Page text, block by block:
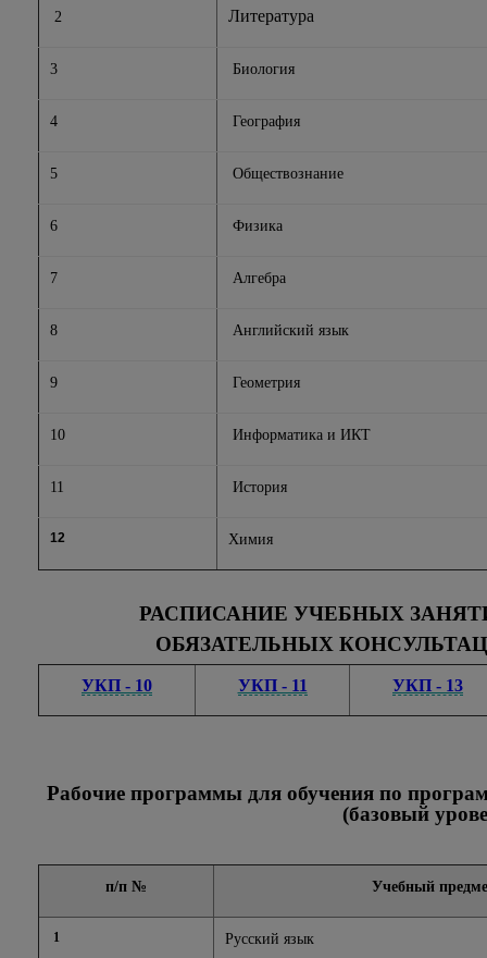
2 Литература
3 Биология
4 География
5 Обществознание
6 Физика
7 Алгебра
8 Английский язык
9 Геометрия
10 Информатика и ИКТ
11 История
12 Химия
РАСПИСАНИЕ УЧЕБНЫХ
ОБЯЗАТЕЛЬНЫХ
УКП - 10 УКП - 11 УКП - 13
Рабочие программы для обучения по
(базовый
п/п № Учебный
1 Русский язык